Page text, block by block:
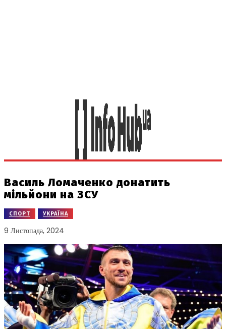
Василь Ломаченко донатить
мільйони на ЗСУ
СПОРТ УКРАЇНА
9 Листопада, 2024